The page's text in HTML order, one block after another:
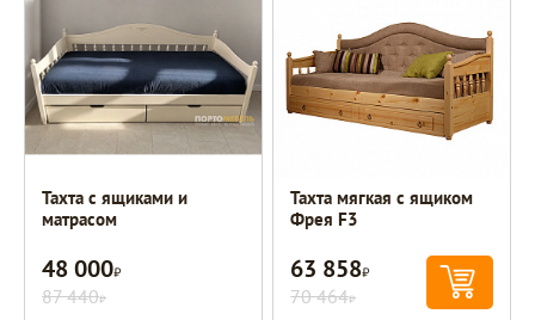
Тахта с ящиками и
матрасом
48 000Р
87 440Р
Тахта мягкая с ящиком
Фрея F3
63 858Р
70 464Р